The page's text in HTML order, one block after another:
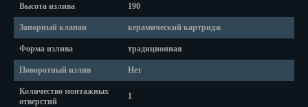
Высота излива 190
Запорный клапан керамический картридж
Форма излива традиционная
Поворотный излив Нет
Количество монтажных
отверстий
1